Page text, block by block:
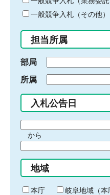
ー
ド
入
力
一般競争入札（その他）
担当所属
部局
所属
入札公告日
間
始
り
から
間
終
わ
地域
本庁
岐阜地域（本